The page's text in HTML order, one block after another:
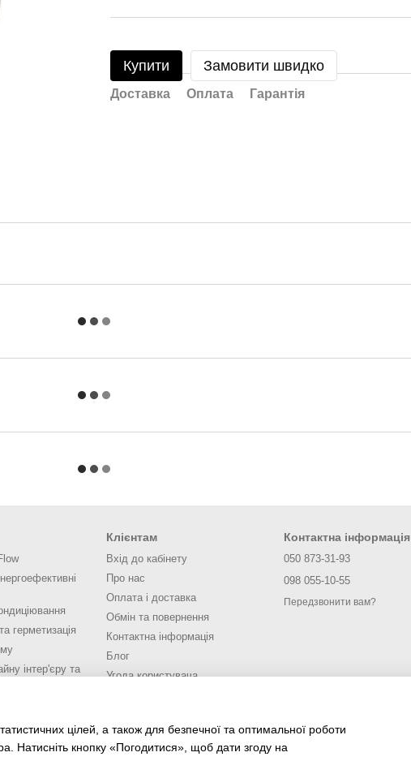
Купити Замовити швидко
Доставка Оплата Гарантія
герметизація
інтер'єру та
Клієнтам
Вхід до кабінету
Про нас
Оплата і доставка
Обмін та повернення
Контактна інформація
Блог
Угода користувача
Контактна інформація
050 873-31-93
098 055-10-55
Передзвонити вам?
цілей, а також для безпечної та оптимальної роботи
Натисніть кнопку «Погодитися», щоб дати згоду на